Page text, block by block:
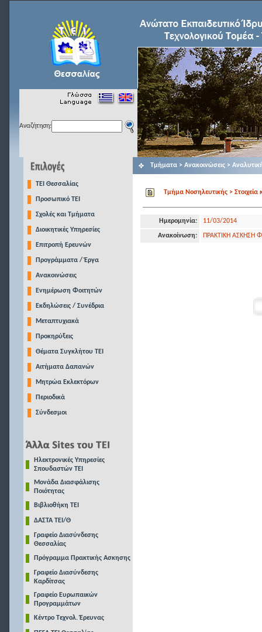
Αναζήτηση:
TEI Θεσσαλίας
Προσωπικό ΤΕΙ
Σχολές και Τμήματα
Διοικητικές Υπηρεσίες
Επιτροπή Ερευνών
Προγράμματα / Έργα
Ανακοινώσεις
Ενημέρωση Φοιτητών
Εκδηλώσεις / Συνέδρια
Μεταπτυχιακά
Προκηρύξεις
Θέματα Συγκλήτου ΤΕΙ
Αιτήματα Δαπανών
Μητρώα Εκλεκτόρων
Περιοδικά
Σύνδεσμοι
Ηλεκτρονικές Υπηρεσίες
Σπουδαστών ΤΕΙ
Μονάδα Διασφάλισης
Ποιότητας
Βιβλιοθήκη ΤΕΙ
ΔΑΣΤΑ ΤΕΙ/Θ
Γραφείο Διασύνδεσης
Θεσσαλίας
Πρόγραμμα Πρακτικής Ασκησης
Γραφείο Διασύνδεσης
Καρδίτσας
Γραφείο Ευρωπαικών
Προγραμμάτων
Κέντρο Τεχνολ. Έρευνας
Τμήματα > Ανακοινώσεις >
Τμήμα Νοσηλευτικής > Στοιχεία
Ημερομηνία: 11/03/2014
Ανακοίνωση: ΠΡΑΚΤΙΚΗ ΑΣΚΗΣΗ